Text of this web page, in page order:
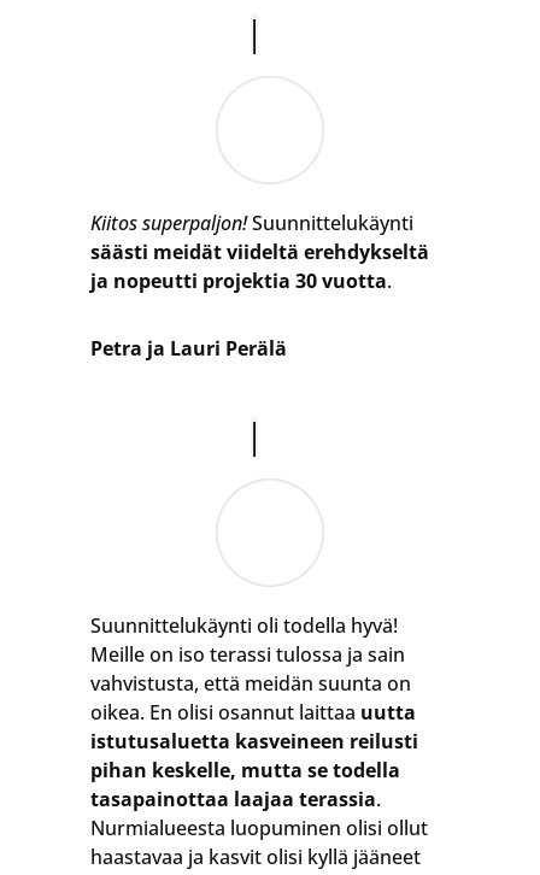
Kiitos superpaljon!Suunnittelukäynti
säästi meidät viideltä erehdykseltä
ja nopeutti projektia 30 vuotta.
Petra ja Lauri Perälä
Suunnittelukäynti oli todella hyvä!
Meille on iso terassi tulossa ja sain
vahvistusta, että meidän suunta on
oikea. En olisi osannut laittaa uutta
istutusaluetta kasveineen reilusti
pihan keskelle, mutta se todella
tasapainottaa laajaa terassia.
Nurmialueesta luopuminen olisi ollut
haastavaa ja kasvit olisi kyllä jääneet